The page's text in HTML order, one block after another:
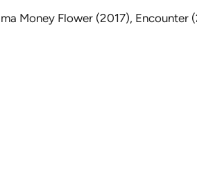
Money Flower (2017), Encounter